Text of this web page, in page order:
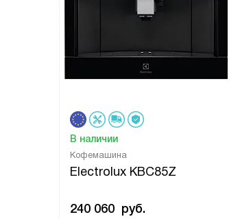
Кофемашина
Electrolux KBC85Z
В наличии
240 060 руб.